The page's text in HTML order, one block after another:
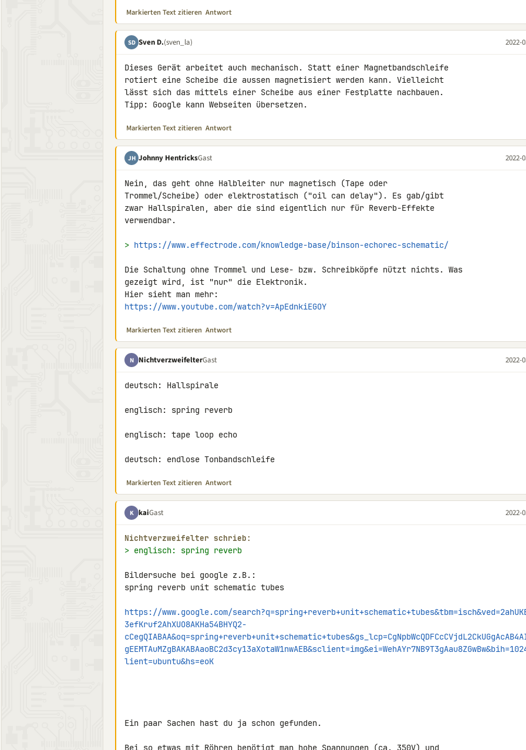
Markierten Text zitieren Antwort
SD Sven D.(sven_la) 2022-
Dieses Gerät arbeitet auch mechanisch. Statt einer Magnetbandschleife
rotiert eine Scheibe die aussen magnetisiert werden kann. Vielleicht
lässt sich das mittels einer Scheibe aus einer Festplatte nachbauen.
Tipp: Google kann Webseiten übersetzen.
Markierten Text zitieren Antwort
JH Johnny HentricksGast 2022-
Nein, das geht ohne Halbleiter nur magnetisch (Tape oder
Trommel/Scheibe) oder elektrostatisch ("oil can delay"). Es gab/gibt
zwar Hallspiralen, aber die sind eigentlich nur für Reverb-Effekte
verwendbar.
> https://www.effectrode.com/knowledge-base/binson-echorec-schematic/
Die Schaltung ohne Trommel und Lese- bzw. Schreibköpfe nützt nichts. Was
gezeigt wird, ist "nur" die Elektronik.
https://www.youtube.com/watch?v=ApEdnkiEGOY
Markierten Text zitieren Antwort
N NichtverzweifelterGast 2022-
deutsch: Hallspirale
englisch: spring reverb
englisch: tape loop echo
deutsch: endlose Tonbandschleife
Markierten Text zitieren Antwort
K kaiGast 2022-
Nichtverzweifelter schrieb:
> englisch: spring reverb
Bildersuche bei google z.B.:
spring reverb unit schematic tubes
https://www.google.com/
3efKruf2AhXUO8AKHa54BHYQ2-
lient=ubuntu&hs=eoK
Ein paar Sachen hast du ja schon gefunden.
Bei so etwas mit Röhren benötigt man hohe Spannungen (ca. 350V) und